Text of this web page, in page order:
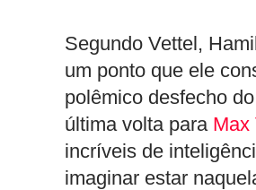
Segundo Vettel,
um ponto que ele
polêmico desfecho
última volta para Max
incríveis de
imaginar estar